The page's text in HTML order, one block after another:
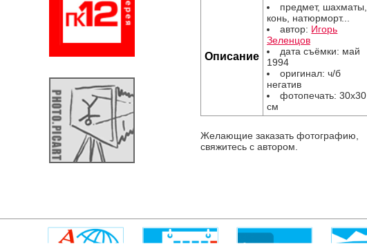
Описание
предмет, шахматы,
конь, натюрморт...
автор: Игорь
Зеленцов
дата съёмки: май
1994
оригинал: ч/б
негатив
фотопечать: 30х30
см
Желающие заказать фотографию,
свяжитесь с автором.